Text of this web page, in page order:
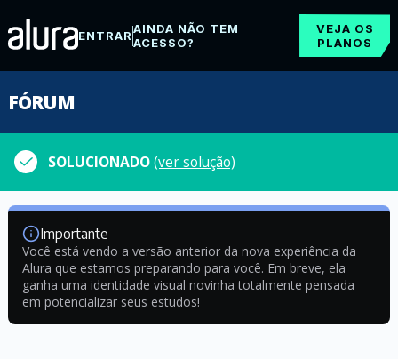
ENTRARAINDA NÃO TEM
ACESSO?
VEJA OS
PLANOS
FÓRUM
SOLUCIONADO(ver solução)
Importante
Você está vendo a versão anterior da nova experiência da
Alura que estamos preparando para você. Em breve, ela
ganha uma identidade visual novinha totalmente pensada
em potencializar seus estudos!